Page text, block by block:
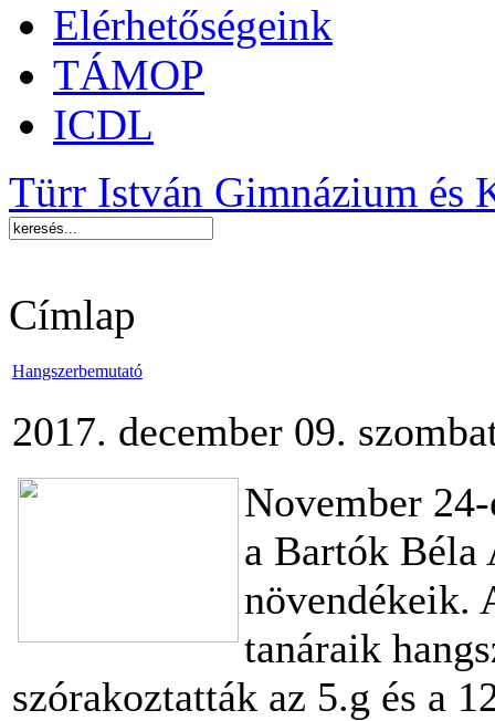
Elérhetőségeink
TÁMOP
ICDL
Türr István Gimnázium és
Címlap
Hangszerbemutató
2017. december 09.
November
a Bartók Béla
növendékeik.
tanáraik
szórakoztatták az 5.g és a